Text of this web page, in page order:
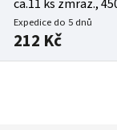
ca.11 ks zmraz.,
Expedice do 5 dnů
212 Kč